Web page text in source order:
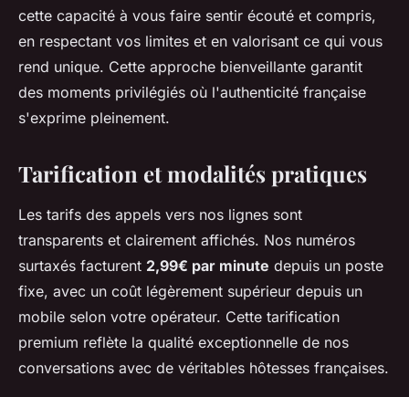
cette capacité à vous faire sentir écouté et compris,
en respectant vos limites et en valorisant ce qui vous
rend unique. Cette approche bienveillante garantit
des moments privilégiés où l'authenticité française
s'exprime pleinement.
Tarification et modalités pratiques
Les tarifs des appels vers nos lignes sont
transparents et clairement affichés. Nos numéros
surtaxés facturent 2,99€ par minute depuis un poste
fixe, avec un coût légèrement supérieur depuis un
mobile selon votre opérateur. Cette tarification
premium reflète la qualité exceptionnelle de nos
conversations avec de véritables hôtesses françaises.